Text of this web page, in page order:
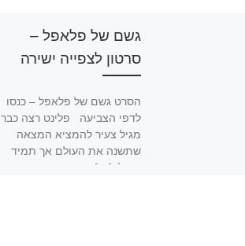
גשם של פלאפל –
סרטון לצפייה ישירה
הסרט גשם של פלאפל – כנסו
לדפי הצביעה פלינט רצה כבר
מגיל צעיר להמציא המצאה
שתשנה את העולם אך תמיד
נכשל. […]